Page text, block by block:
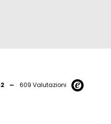
- 609 Valutazioni